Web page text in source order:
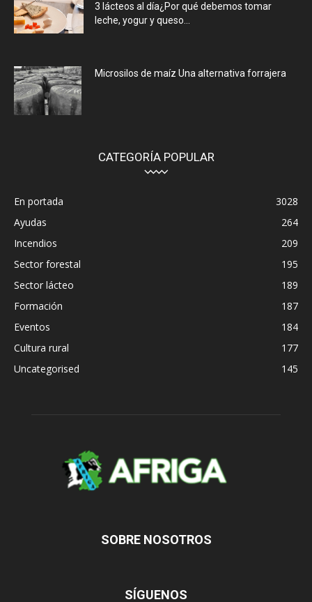
3 lácteos al día¿Por qué debemos tomar
leche, yogur y queso...
Microsilos de maíz Una alternativa forrajera
CATEGORÍA POPULAR
En portada
3028
Ayudas
264
Incendios
209
Sector forestal
195
Sector lácteo
189
Formación
187
Eventos
184
Cultura rural
177
Uncategorised
145
SOBRE NOSOTROS
SÍGUENOS